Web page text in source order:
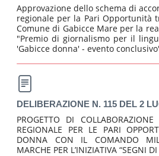
Approvazione dello schema di
regionale per la Pari Opportunità
Comune di Gabicce Mare per la
"Premio di giornalismo per il
'Gabicce donna' - evento
DELIBERAZIONE N. 115 DEL 2
PROGETTO DI
REGIONALE PER LE PARI
DONNA CON IL COMANDO
MARCHE PER L’INIZIATIVA “SEGNI DI